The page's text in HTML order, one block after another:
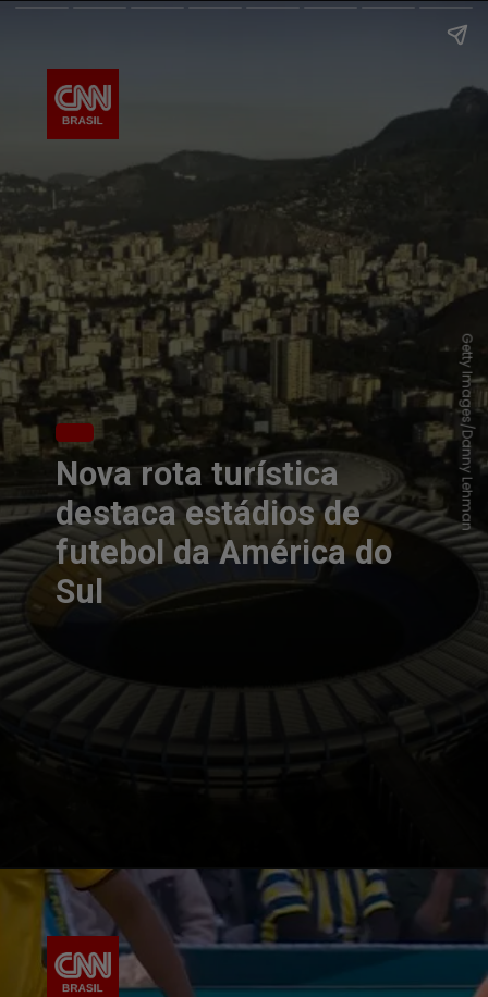
Nova rota turística
destaca estádios de
futebol da América do
Sul
Getty Images/Danny Lehman